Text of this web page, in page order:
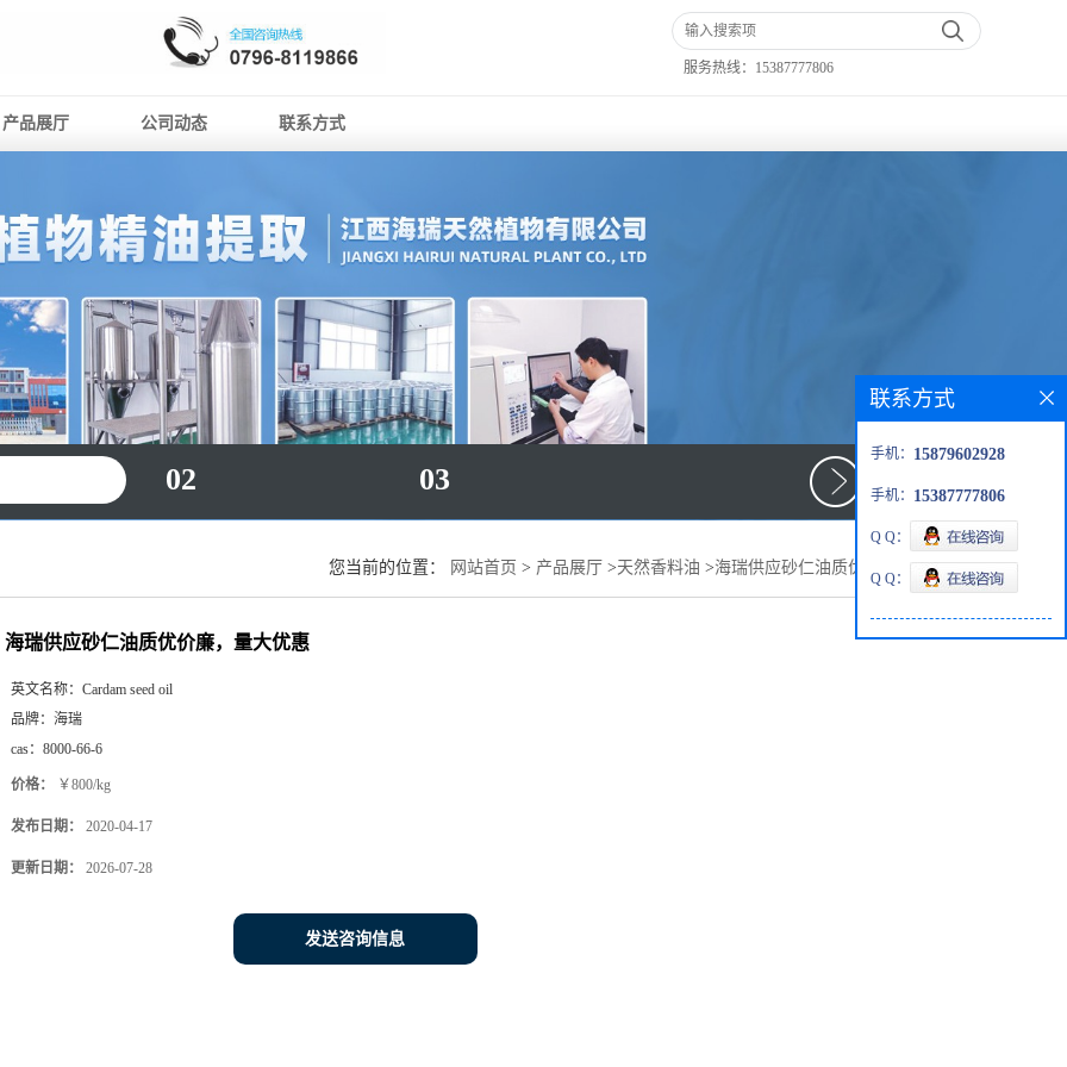
服务热线： 15387777806
产品展厅 公司动态 联系方式
02 03
您当前的位置： 网站首页 > 产品展厅 >天然香料油 >海瑞供应砂仁油质优价廉，量大优惠
海瑞供应砂仁油质优价廉，量大优惠
英文名称： Cardam seed oil
品牌： 海瑞
cas： 8000-66-6
价格： ￥800/kg
发布日期： 2020-04-17
更新日期： 2026-07-28
发送咨询信息
联系方式
手机： 15879602928
手机： 15387777806
Q Q：
Q Q：